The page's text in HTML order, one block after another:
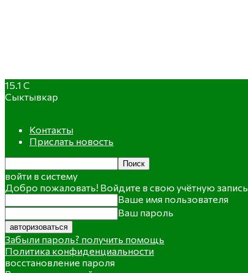
15.1 C
Сыктывкар
Контакты
Прислать новость
войти в систему
Добро пожаловать! Войдите в свою учётную запись
Ваше имя пользователя
Ваш пароль
Забыли пароль? получить помощь
Политика конфиденциальности
восстановление пароля